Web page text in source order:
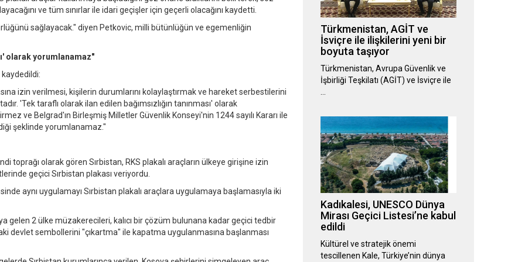
ve tüm sınırlar ile idari geçişler için geçerli olacağını kaydetti.
sağlayacak." diyen Petkovic, milli bütünlüğün ve egemenliğin
olarak yorumlanamaz"
kaydedildi:
izin verilmesi, kişilerin durumlarını kolaylaştırmak ve hareket serbestilerini
'Tek taraflı olarak ilan edilen bağımsızlığın tanınması' olarak
ve Belgrad'ın Birleşmiş Milletler Güvenlik Konseyi'nin 1244 sayılı Kararı ile
şeklinde yorumlanamaz."
toprağı olarak gören Sırbistan, RKS plakalı araçların ülkeye girişine izin
geçici Sırbistan plakası veriyordu.
aynı uygulamayı Sırbistan plakalı araçlara uygulamaya başlamasıyla iki
gelen 2 ülke müzakerecileri, kalıcı bir çözüm bulunana kadar geçici tedbir
devlet sembollerini "çıkartma" ile kapatma uygulanmasına başlanması
Türkmenistan, AGİT ve
İsviçre ile ilişkilerini yeni bir
boyuta taşıyor
Türkmenistan, Avrupa Güvenlik ve
İşbirliği Teşkilatı (AGİT) ve İsviçre ile
Kadıkalesi, UNESCO Dünya
Mirası Geçici Listesi’ne kabul
edildi
Kültürel ve stratejik önemi
tescillenen Kale, Türkiye’nin dünya